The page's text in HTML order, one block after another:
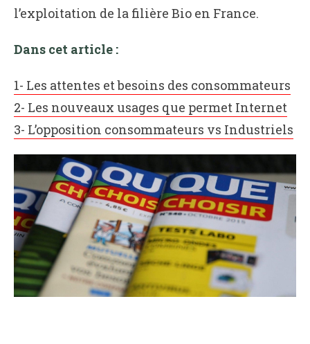
l’exploitation de la filière Bio en France.
Dans cet article :
1- Les attentes et besoins des consommateurs
2- Les nouveaux usages que permet Internet
3- L’opposition consommateurs vs Industriels